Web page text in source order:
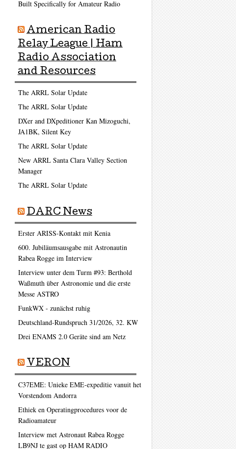
Built Specifically for Amateur Radio
American Radio
Relay League | Ham
Radio Association
and Resources
The ARRL Solar Update
The ARRL Solar Update
DXer and DXpeditioner Kan Mizoguchi,
JA1BK, Silent Key
The ARRL Solar Update
New ARRL Santa Clara Valley Section
Manager
The ARRL Solar Update
DARC News
Erster ARISS-Kontakt mit Kenia
600. Jubiläumsausgabe mit Astronautin
Rabea Rogge im Interview
Interview unter dem Turm #93: Berthold
Waßmuth über Astronomie und die erste
Messe ASTRO
FunkWX - zunächst ruhig
Deutschland-Rundspruch 31/2026, 32. KW
Drei ENAMS 2.0 Geräte sind am Netz
VERON
C37EME: Unieke EME-expeditie vanuit het
Vorstendom Andorra
Ethiek en Operatingprocedures voor de
Radioamateur
Interview met Astronaut Rabea Rogge
LB9NJ te gast op HAM RADIO